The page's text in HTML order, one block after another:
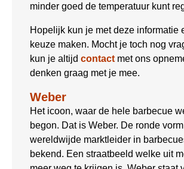
minder goed de temperatuur kunt
Hopelijk kun je met deze informatie
keuze maken. Mocht je toch nog
kun je altijd contact met ons
denken graag met je mee.
Weber
Het icoon, waar de hele barbecue
begon. Dat is Weber. De ronde
wereldwijde marktleider in
bekend. Een straatbeeld welke uit